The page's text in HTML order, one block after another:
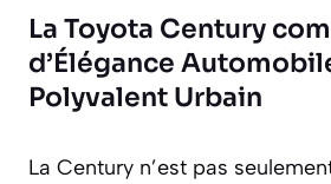
La Toyota Century
d’Élégance
Polyvalent Urbain
La Century n’est pas